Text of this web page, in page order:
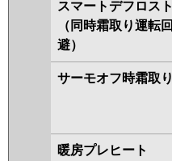
スマートデフロスト
（同時霜取り運転回
避）
サーモオフ時霜取り
暖房プレヒート